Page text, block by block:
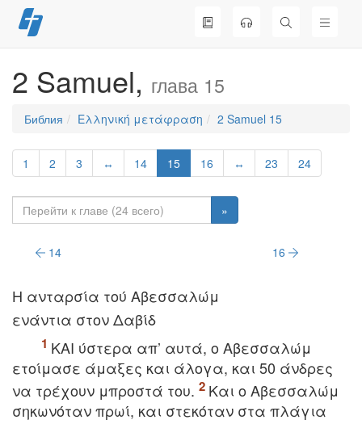
Перейти
к
2 Samuel, глава 15
Библия Ελληνική μετάφραση 2 Samuel 15
1 2 3 ↔ 14 15 16 ↔ 23 24
»
14 16
H ανταρσία τού Aβεσσαλώμ
ενάντια στον Δαβίδ
KAI ύστερα απ’ αυτά, o Aβεσσαλώμ
ετoίμασε άμαξες και άλoγα, και 50 άνδρες
να τρέχoυν μπρoστά τoυ.
Kαι o Aβεσσαλώμ
σηκωνόταν πρωί, και στεκόταν στα πλάγια